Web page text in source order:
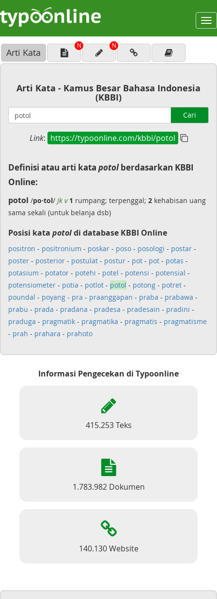
Arti Kata
N N
Arti Kata - Kamus Besar Bahasa Indonesia
(KBBI)
Cari
Link: https://typoonline.com/kbbi/potol
Definisi atau arti kata potolberdasarkan KBBI
Online:
potol /po·tol/ Jk v 1 rumpang; terpenggal; 2 kehabisan uang
sama sekali (untuk belanja dsb)
Posisi kata potoldi database KBBI Online
positron - positronium - poskar - poso - posologi - postar -
poster - posterior - postulat - postur - pot - pot - potas -
potasium - potator - potehi - potel - potensi - potensial -
potensiometer - potia - potlot - potol - potong - potret -
poundal - poyang - pra - praanggapan - praba - prabawa -
prabu - prada - pradana - pradesa - pradesain - pradini -
praduga - pragmatik - pragmatika - pragmatis - pragmatisme
- prah - prahara - prahoto
Informasi Pengecekan di Typoonline
415.253 Teks
1.783.982 Dokumen
140.130 Website